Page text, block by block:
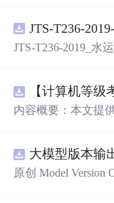
JTS-T236-2019_水
内容概要：本文提
点和基本操作；强
函数难点；冲刺模
原创 Model Version